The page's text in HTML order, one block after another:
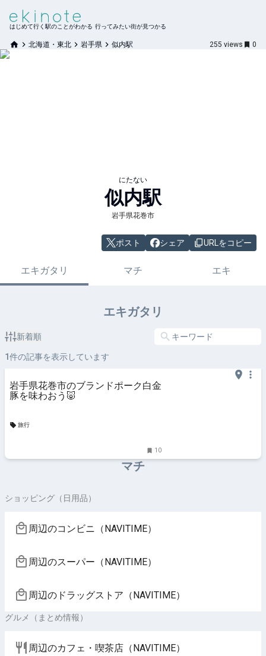
はじめて行く駅のことがわかる 行ってみたい街が見つかる
北海道・東北 岩手県 似内駅 255 views 0
にたない
似内駅
岩手県花巻市
ポスト シェア URLをコピー
エキガタリ マチ エキ
エキガタリ
新着順
1件の記事を表示しています
岩手県花巻市のブランドポーク白金
豚を味わおう🐷
旅行
10
マチ
ショッピング（日用品）
周辺のコンビニ（NAVITIME）
周辺のスーパー（NAVITIME）
周辺のドラッグストア（NAVITIME）
グルメ（まとめ情報）
周辺のカフェ・喫茶店（NAVITIME）